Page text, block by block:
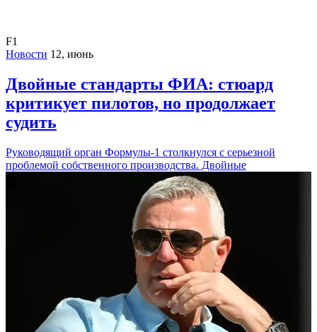
F1
Новости 12, июнь
Двойные стандарты ФИА: стюард
критикует пилотов, но продолжает
судить
Руководящий орган Формулы-1 столкнулся с серьезной
проблемой собственного производства. Двойные